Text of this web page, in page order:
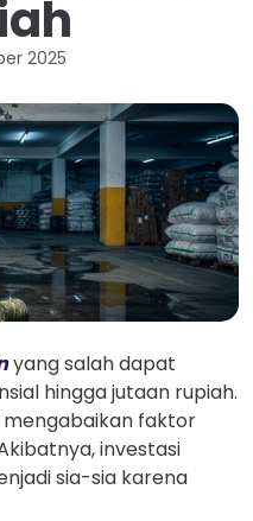
2025
yang salah dapat
hingga jutaan rupiah.
mengabaikan faktor
investasi
sia-sia karena